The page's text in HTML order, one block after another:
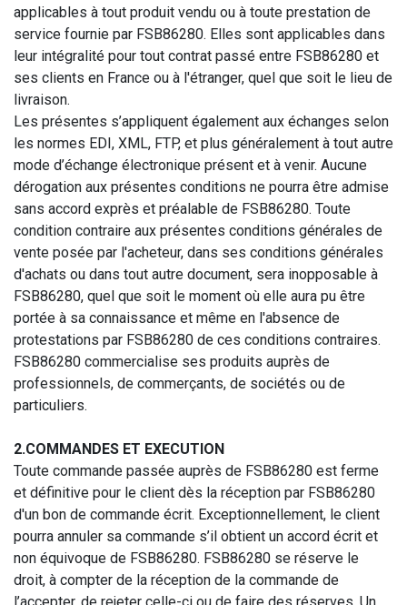
applicables à tout produit vendu ou à toute prestation de
service fournie par FSB86280. Elles sont applicables dans
leur intégralité pour tout contrat passé entre FSB86280 et
ses clients en France ou à l'étranger, quel que soit le lieu de
livraison.
Les présentes s’appliquent également aux échanges selon
les normes EDI, XML, FTP, et plus généralement à tout autre
mode d’échange électronique présent et à venir. Aucune
dérogation aux présentes conditions ne pourra être admise
sans accord exprès et préalable de FSB86280. Toute
condition contraire aux présentes conditions générales de
vente posée par l'acheteur, dans ses conditions générales
d'achats ou dans tout autre document, sera inopposable à
FSB86280, quel que soit le moment où elle aura pu être
portée à sa connaissance et même en l'absence de
protestations par FSB86280 de ces conditions contraires.
FSB86280 commercialise ses produits auprès de
professionnels, de commerçants, de sociétés ou de
particuliers.
2.COMMANDES ET EXECUTION
Toute commande passée auprès de FSB86280 est ferme
et définitive pour le client dès la réception par FSB86280
d'un bon de commande écrit. Exceptionnellement, le client
pourra annuler sa commande s’il obtient un accord écrit et
non équivoque de FSB86280. FSB86280 se réserve le
droit, à compter de la réception de la commande de